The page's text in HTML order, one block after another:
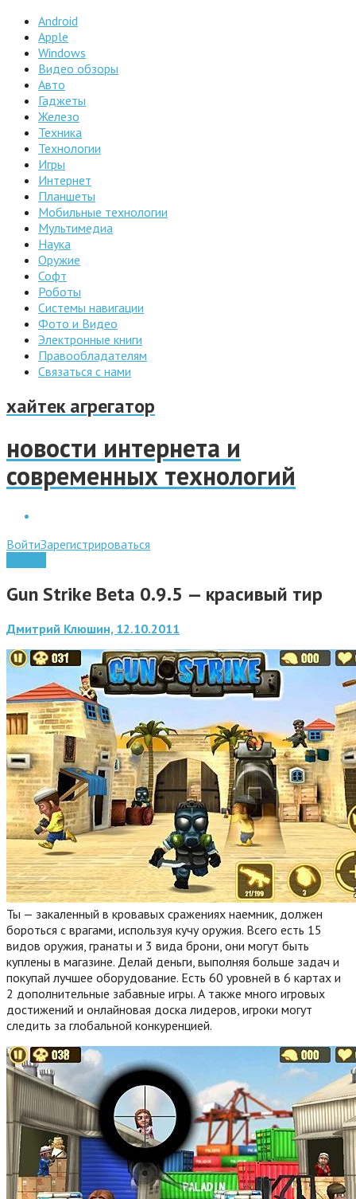
Android
Apple
Windows
Видео обзоры
Авто
Гаджеты
Железо
Техника
Технологии
Игры
Интернет
Планшеты
Мобильные технологии
Мультимедиа
Наука
Оружие
Софт
Роботы
Системы навигации
Фото и Видео
Электронные книги
Правообладателям
Связаться с нами
хайтек агрегатор
новости интернета и
современных технологий
ВойтиЗарегистрироваться
Gun Strike Beta 0.9.5 — красивый тир
Дмитрий Клюшин, 12.10.2011
Ты — закаленный в кровавых сражениях наемник, должен
бороться с врагами, используя кучу оружия. Всего есть 15
видов оружия, гранаты и 3 вида брони, они могут быть
куплены в магазине. Делай деньги, выполняя больше задач и
покупай лучшее оборудование. Есть 60 уровней в 6 картах и
2 дополнительные забавные игры. А также много игровых
достижений и онлайновая доска лидеров, игроки могут
следить за глобальной конкуренцией.